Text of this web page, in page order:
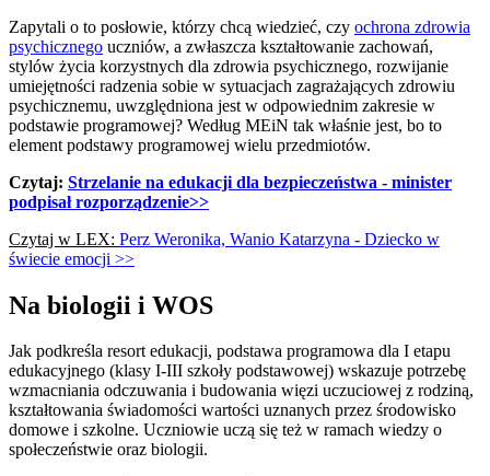
Zapytali o to posłowie, którzy chcą wiedzieć, czy ochrona zdrowia
psychicznego uczniów, a zwłaszcza kształtowanie zachowań,
stylów życia korzystnych dla zdrowia psychicznego, rozwijanie
umiejętności radzenia sobie w sytuacjach zagrażających zdrowiu
psychicznemu, uwzględniona jest w odpowiednim zakresie w
podstawie programowej? Według MEiN tak właśnie jest, bo to
element podstawy programowej wielu przedmiotów.
Czytaj: ​ Strzelanie na edukacji dla bezpieczeństwa - minister
podpisał rozporządzenie>>
Czytaj w LEX: Perz Weronika, Wanio Katarzyna - Dziecko w
świecie emocji >>
Na biologii i WOS
Jak podkreśla resort edukacji, podstawa programowa dla I etapu
edukacyjnego (klasy I-III szkoły podstawowej) wskazuje potrzebę
wzmacniania odczuwania i budowania więzi uczuciowej z rodziną,
kształtowania świadomości wartości uznanych przez środowisko
domowe i szkolne. Uczniowie uczą się też w ramach wiedzy o
społeczeństwie oraz biologii.